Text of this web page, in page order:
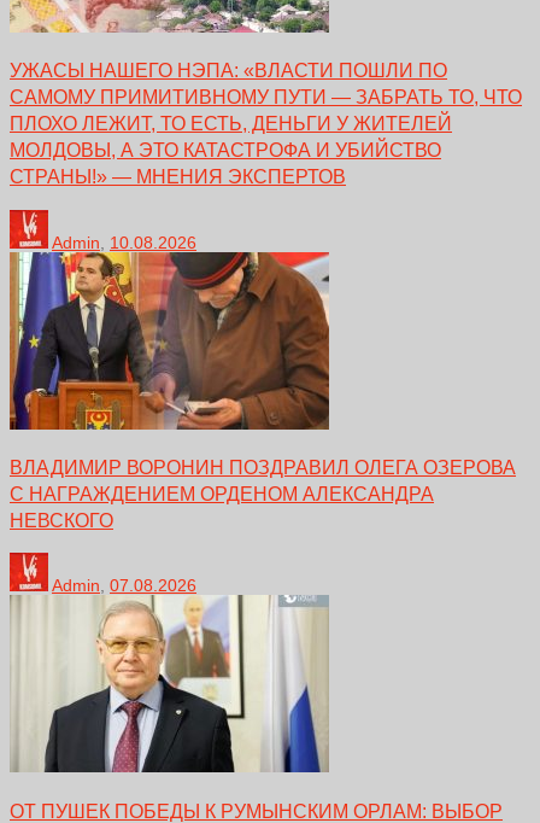
УЖАСЫ НАШЕГО НЭПА: «ВЛАСТИ ПОШЛИ ПО
САМОМУ ПРИМИТИВНОМУ ПУТИ — ЗАБРАТЬ ТО, ЧТО
ПЛОХО ЛЕЖИТ, ТО ЕСТЬ, ДЕНЬГИ У ЖИТЕЛЕЙ
МОЛДОВЫ, А ЭТО КАТАСТРОФА И УБИЙСТВО
СТРАНЫ!» — МНЕНИЯ ЭКСПЕРТОВ
Admin 10.08.2026
ВЛАДИМИР ВОРОНИН ПОЗДРАВИЛ ОЛЕГА ОЗЕРОВА
С НАГРАЖДЕНИЕМ ОРДЕНОМ АЛЕКСАНДРА
НЕВСКОГО
Admin, 07.08.2026
ОТ ПУШЕК ПОБЕДЫ К РУМЫНСКИМ ОРЛАМ: ВЫБОР